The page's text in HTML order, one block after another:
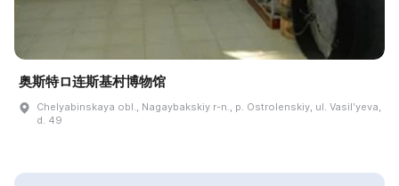
奥斯特ロ连斯基村博物馆
Chelyabinskaya obl., Nagaybakskiy r-n., p. Ostrolenskiy, ul. Vasilʹyeva,
d. 49